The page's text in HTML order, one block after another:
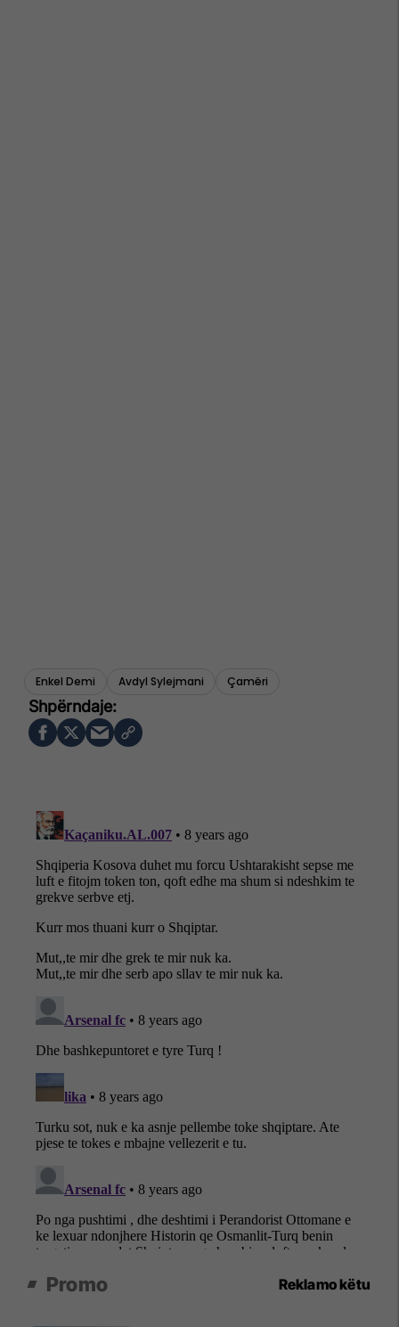
Enkel Demi Avdyl Sylejmani Çamëri
Promo Reklamo këtu